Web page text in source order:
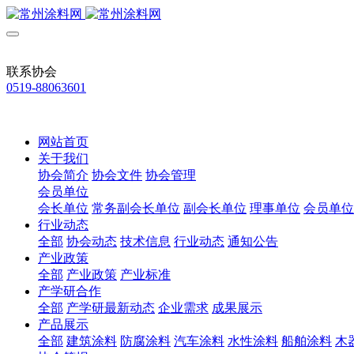
联系协会
0519-88063601
网站首页
关于我们
协会简介 协会文件 协会管理
会员单位
会长单位 常务副会长单位 副会长单位 理事单位 会员单位
行业动态
全部 协会动态 技术信息 行业动态 通知公告
产业政策
全部 产业政策 产业标准
产学研合作
全部 产学研最新动态 企业需求 成果展示
产品展示
全部 建筑涂料 防腐涂料 汽车涂料 水性涂料 船舶涂料 木